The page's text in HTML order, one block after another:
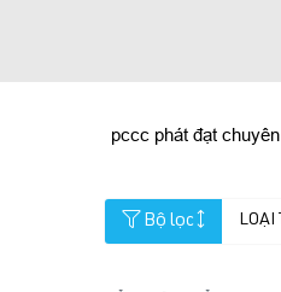
pccc phát đạt
Bộ lọc LOẠI